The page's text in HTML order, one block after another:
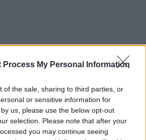
Process My Personal Information
of the sale, sharing to third parties, or
or sensitive information for
us, please use the below opt-out
selection. Please note that after your
you may continue seeing